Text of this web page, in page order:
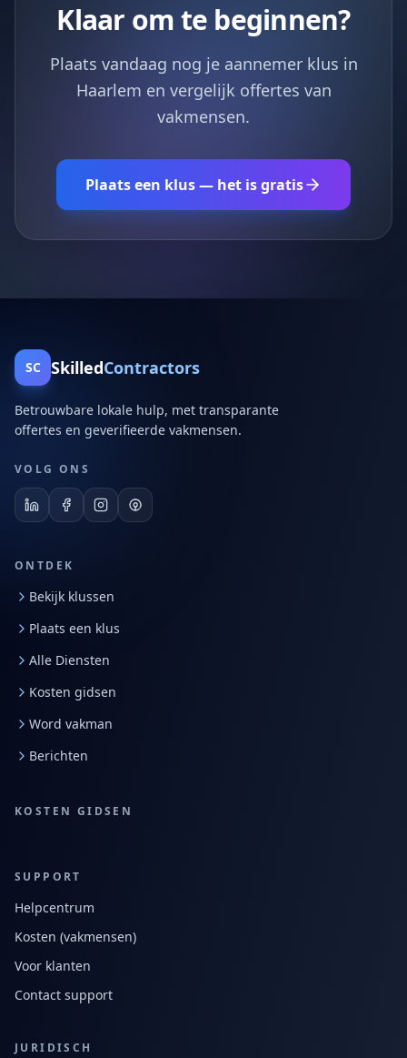
Klaar om te beginnen?
Plaats vandaag nog je aannemer klus in
Haarlem en vergelijk offertes van
vakmensen.
Plaats een klus — het is gratis
SC SkilledContractors
Betrouwbare lokale hulp, met transparante
offertes en geverifieerde vakmensen.
VOLG ONS
ONTDEK
Bekijk klussen
Plaats een klus
Alle Diensten
Kosten gidsen
Word vakman
Berichten
KOSTEN GIDSEN
SUPPORT
Helpcentrum
Kosten (vakmensen)
Voor klanten
Contact support
JURIDISCH